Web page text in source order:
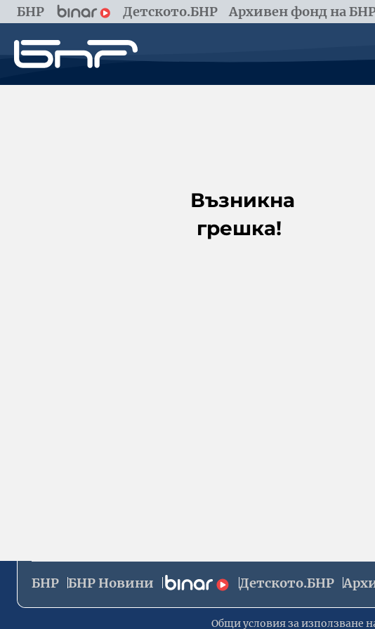
БНР Детското.БНР Архивен фонд на
Възникна
грешка!
БНР БНР Новини Детското.БНР
Общи условия за използване